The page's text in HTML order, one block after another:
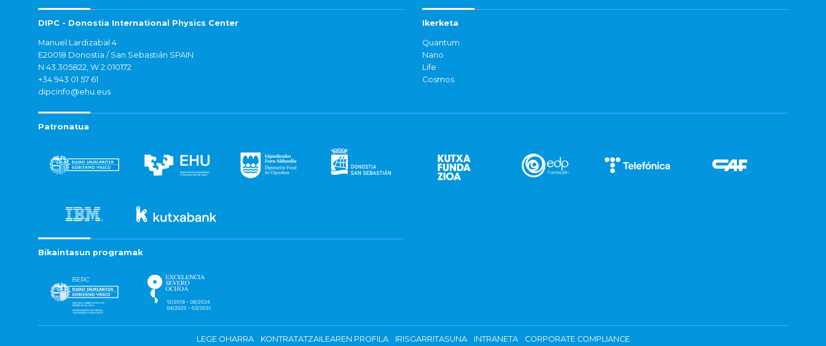
DIPC - Donostia International Physics Center
Manuel Lardizabal 4
E20018 Donostia / San Sebastián SPAIN
N 43.305822, W 2.010172
+34 943 01 57 61
dipcinfo@ehu.eus
Ikerketa
Quantum
Nano
Life
Cosmos
Patronatua
Bikaintasun programak
LEGE OHARRA KONTRATATZAILEAREN PROFILA IRISGARRITASUNA INTRANETA CORPORATE COMPLIANCE